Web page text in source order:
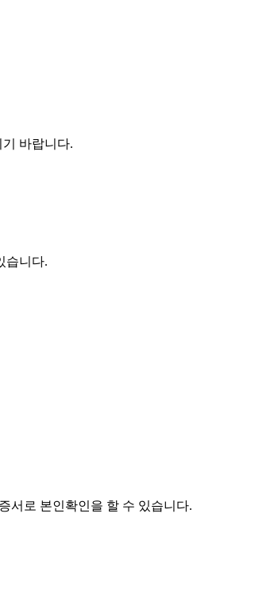
바랍니다.
습니다.
서로 본인확인을 할 수 있습니다.